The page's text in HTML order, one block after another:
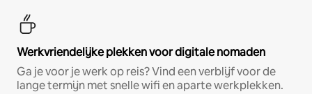
Werkvriendelijke plekken voor digitale nomaden
Ga je voor je werk op reis? Vind een verblijf voor de
lange termijn met snelle wifi en aparte werkplekken.